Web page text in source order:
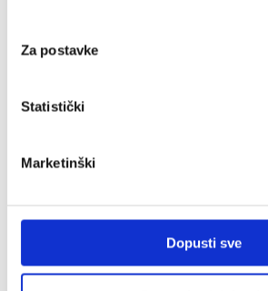
Za postavke
Statistički
Marketinški
Dopusti sve
Sofi dječji krevetić Sivi